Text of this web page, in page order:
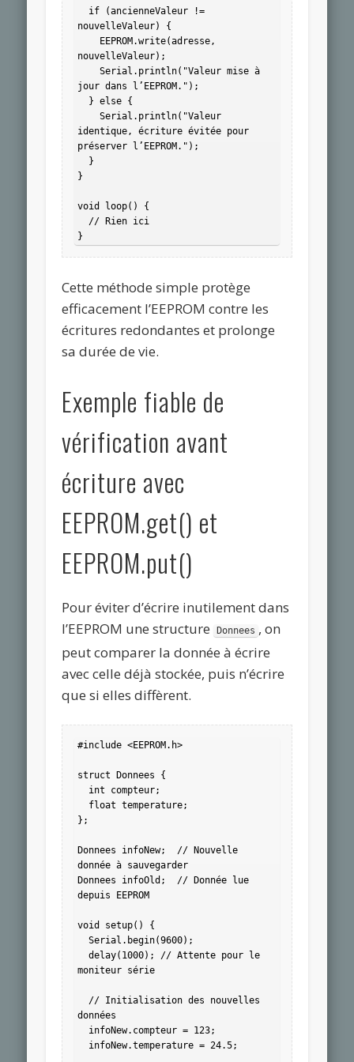
nouvelleValeur) {
nouvelleValeur);
    Serial.println("Valeur mise à
jour dans l’EEPROM.");
    Serial.println("Valeur
identique, écriture évitée pour
préserver l’EEPROM.");
}
void loop() {
Cette méthode simple protège
efficacement l’EEPROM contre les
écritures redondantes et prolonge
sa durée de vie.
Exemple fiable de
vérification avant
écriture avec
EEPROM.get() et
EEPROM.put()
Pour éviter d’écrire inutilement dans
l’EEPROM une structure
Donnees , on
peut comparer la donnée à écrire
avec celle déjà stockée, puis n’écrire
que si elles diffèrent.
#include <EEPROM.h>
struct Donnees {
};
Donnees infoNew;  // Nouvelle
donnée à sauvegarder
Donnees infoOld;  // Donnée lue
depuis EEPROM
void setup() {
  Serial.begin(9600);
  delay(1000); // Attente pour le
moniteur série
données